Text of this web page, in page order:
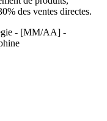
des ventes directes.
- [MM/AA] -